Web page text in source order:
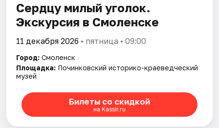
Сердцу милый уголок.
Экскурсия в Смоленске
11 декабря 2026 • пятница • 09:00
Город: Смоленск
Площадка: Починковский историко-краеведческий
музей
Билеты со скидкой
на Kassir.ru